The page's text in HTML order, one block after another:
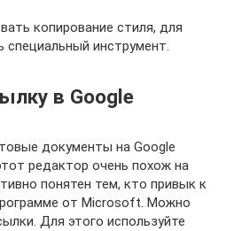
копирование стиля, для
специальный инструмент.
в Google
документы на Google
редактор очень похож на
понятен тем, кто привык к
от Microsoft. Можно
Для этого используйте